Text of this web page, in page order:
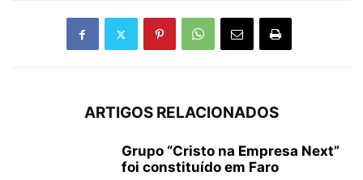
ARTIGOS RELACIONADOS
Grupo “Cristo na Empresa Next”
foi constituído em Faro